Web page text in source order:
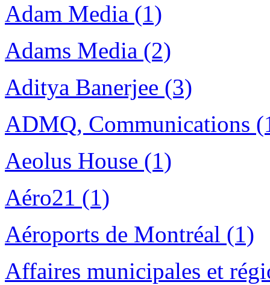
Adam Media (1)
Adams Media (2)
Aditya Banerjee (3)
ADMQ, Communications
Aeolus House (1)
Aéro21 (1)
Aéroports de Montréal (1)
Affaires municipales et